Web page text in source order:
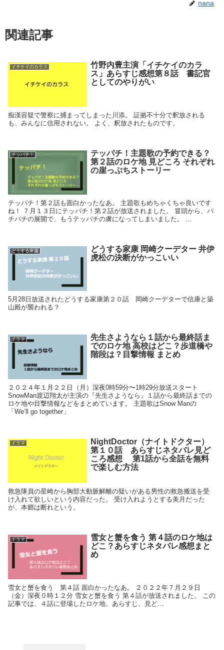
nana
関連記事
イチケイのカラス
竹野内豊主演「イチケイのカラ
ス」あらすじ感想第８話 書記官
としてのやりがい
痴漢容疑で警察に捕まってしまった川添。 証拠不十分で釈放される
も、みんなに信用されない。 よく、釈放されたものです。
テッパチ！
テッパチ！主題歌の予約できる？
第２話のロケ地 見どころ それぞれ
の崖っぷちストーリー
テッパチ！第２話も面白かったなあ。 主題歌もめちゃくちゃ良いです
ね！ ７月１３日にテッパチ！第２話が放送されました。 冒頭から、バ
チバチの展開で、もうテッパチの虜になってしまいました。 ...
どうする家康
どうする家康 岡崎クーデター 井伊
虎松の決断がかっこいい
5月28日放送されたどうする家康第２０話 岡崎クーデターで信康と築
山殿が襲われる？
ドラマ
先生さようなら１話から最終話ま
でのロケ地 高校はどこ？歩道橋や
階段は？目撃情報 まとめ
２０２４年１月２２日（月）深夜0時59分〜1時29分放送スタート
SnowMan渡辺翔太が主演の『先生さようなら』１話から最終話までの
ロケ地や目撃情報などをまとめています。 主題歌はSnow Manの
「We’ll go together」
ドラマ
NightDoctor（ナイトドクター）
第１０話 あらすじネタバレ見ど
ころ感想 第1話から全話を無料
で楽しむ方法
救急隊員の星崎から胸部大動脈解離の疑いがある男性の救急搬送を受
け入れて欲しいという内容だった。 受け入れようとする美月だった
が、本郷は断れという。
ドラマ
雪女と蟹を食う 第４話のロケ地は
どこ？あらすじネタバレ感想まと
め
雪女と蟹を食う 第４話 面白かったなあ。 ２０２２年７月２９日
（金）深夜０時１２分 雪女と蟹を食う 第４話が放送されました。 この
記事では、４話に登場したロケ地、あらすじ、見ど...